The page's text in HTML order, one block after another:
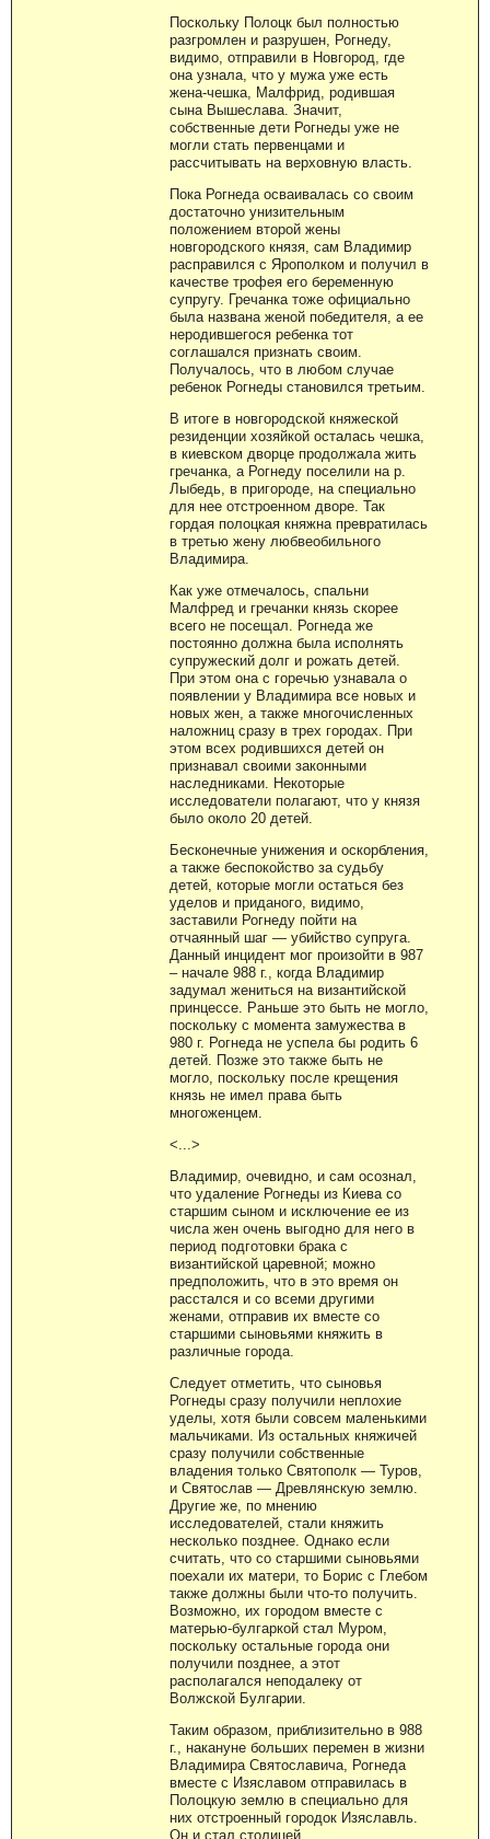
Поскольку Полоцк был полностью
разгромлен и разрушен, Рогнеду,
видимо, отправили в Новгород, где
она узнала, что у мужа уже есть
жена-чешка, Малфрид, родившая
сына Вышеслава. Значит,
собственные дети Рогнеды уже не
могли стать первенцами и
рассчитывать на верховную власть.
Пока Рогнеда осваивалась со своим
достаточно унизительным
положением второй жены
новгородского князя, сам Владимир
расправился с Ярополком и получил в
качестве трофея его беременную
супругу. Гречанка тоже официально
была названа женой победителя, а ее
неродившегося ребенка тот
соглашался признать своим.
Получалось, что в любом случае
ребенок Рогнеды становился третьим.
В итоге в новгородской княжеской
резиденции хозяйкой осталась чешка,
в киевском дворце продолжала жить
гречанка, а Рогнеду поселили на р.
Лыбедь, в пригороде, на специально
для нее отстроенном дворе. Так
гордая полоцкая княжна превратилась
в третью жену любвеобильного
Владимира.
Как уже отмечалось, спальни
Малфред и гречанки князь скорее
всего не посещал. Рогнеда же
постоянно должна была исполнять
супружеский долг и рожать детей.
При этом она с горечью узнавала о
появлении у Владимира все новых и
новых жен, а также многочисленных
наложниц сразу в трех городах. При
этом всех родившихся детей он
признавал своими законными
наследниками. Некоторые
исследователи полагают, что у князя
было около 20 детей.
Бесконечные унижения и оскорбления,
а также беспокойство за судьбу
детей, которые могли остаться без
уделов и приданого, видимо,
заставили Рогнеду пойти на
отчаянный шаг — убийство супруга.
Данный инцидент мог произойти в 987
– начале 988 г., когда Владимир
задумал жениться на византийской
принцессе. Раньше это быть не могло,
поскольку с момента замужества в
980 г. Рогнеда не успела бы родить 6
детей. Позже это также быть не
могло, поскольку после крещения
князь не имел права быть
многоженцем.
<...>
Владимир, очевидно, и сам осознал,
что удаление Рогнеды из Киева со
старшим сыном и исключение ее из
числа жен очень выгодно для него в
период подготовки брака с
византийской царевной; можно
предположить, что в это время он
расстался и со всеми другими
женами, отправив их вместе со
старшими сыновьями княжить в
различные города.
Следует отметить, что сыновья
Рогнеды сразу получили неплохие
уделы, хотя были совсем маленькими
мальчиками. Из остальных княжичей
сразу получили собственные
владения только Святополк — Туров,
и Святослав — Древлянскую землю.
Другие же, по мнению
исследователей, стали княжить
несколько позднее. Однако если
считать, что со старшими сыновьями
поехали их матери, то Борис с Глебом
также должны были что-то получить.
Возможно, их городом вместе с
матерью-булгаркой стал Муром,
поскольку остальные города они
получили позднее, а этот
располагался неподалеку от
Волжской Булгарии.
Таким образом, приблизительно в 988
г., накануне больших перемен в жизни
Владимира Святославича, Рогнеда
вместе с Изяславом отправилась в
Полоцкую землю в специально для
них отстроенный городок Изяславль.
Он и стал столицей